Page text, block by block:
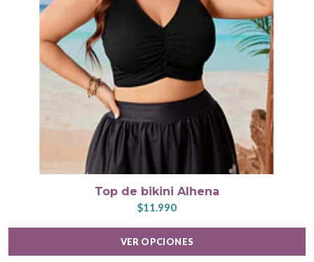
Top de bikini Alhena
$11.990
VER OPCIONES